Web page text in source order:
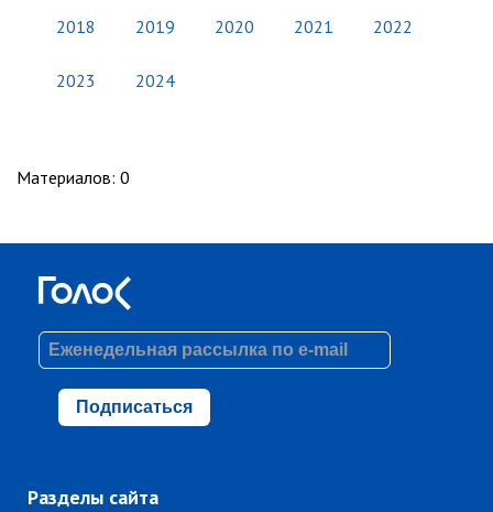
2018 2019 2020 2021 2022
2023 2024
Материалов: 0
Подписаться
Разделы сайта